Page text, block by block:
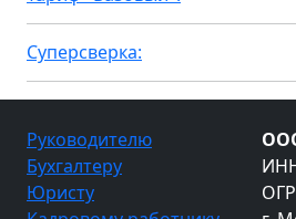
Суперсверка:
Руководителю
Бухгалтеру
Юристу